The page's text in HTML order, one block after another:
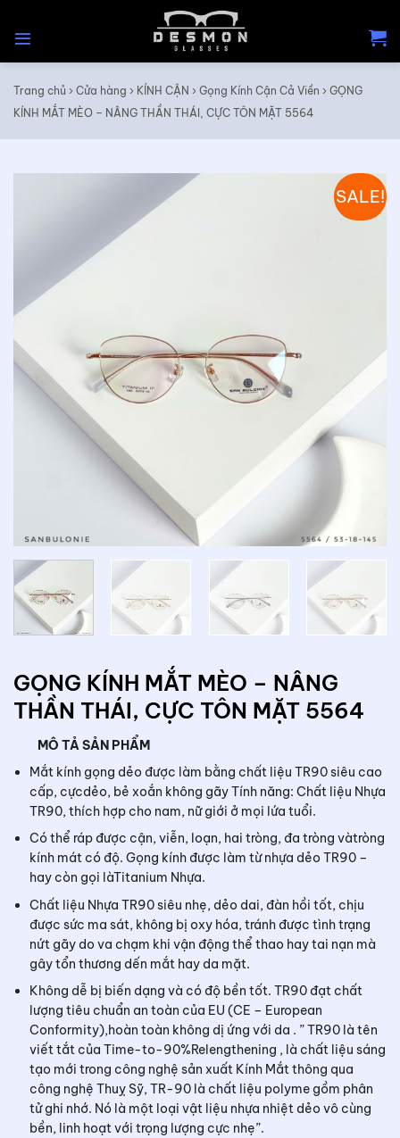
Trang chủ › Cửa hàng › KÍNH CẬN › Gọng Kính Cận Cả Viền › GỌNG
KÍNH MẮT MÈO – NÂNG THẦN THÁI, CỰC TÔN MẶT 5564
SALE!
GỌNG KÍNH MẮT MÈO – NÂNG
THẦN THÁI, CỰC TÔN MẶT 5564
MÔ TẢ SẢN PHẨM
Mắt kính gọng dẻo được làm bằng chất liệu TR90 siêu cao
cấp, cựcdẻo, bẻ xoắn không gãy Tính năng: Chất liệu Nhựa
TR90, thích hợp cho nam, nữ giới ở mọi lứa tuổi.
Có thể ráp được cận, viễn, loạn, hai tròng, đa tròng vàtròng
kính mát có độ. Gọng kính được làm từ nhựa dẻo TR90 –
hay còn gọi làTitanium Nhựa.
Chất liệu Nhựa TR90 siêu nhẹ, dẻo dai, đàn hồi tốt, chịu
được sức ma sát, không bị oxy hóa, tránh được tình trạng
nứt gãy do va chạm khi vận động thể thao hay tai nạn mà
gây tổn thương dến mắt hay da mặt.
Không dễ bị biến dạng và có độ bền tốt. TR90 đạt chất
lượng tiêu chuẩn an toàn của EU (CE – European
Conformity),hoàn toàn không dị ứng với da . ” TR90 là tên
viết tắt của Time-to-90%Relengthening , là chất liệu sáng
tạo mới trong công nghệ sản xuất Kính Mắt thông qua
công nghệ Thuỵ Sỹ, TR-90 là chất liệu polyme gồm phân
tử ghi nhớ. Nó là một loại vật liệu nhựa nhiệt dẻo vô cùng
bền, linh hoạt với trọng lượng cực nhẹ”.